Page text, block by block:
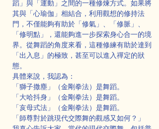
蹈」與「運動」之間的一種修煉方式。如果將
其與「心瑜伽」相結合，利用觀想的修持法
門，不僅能夠有助於「修氣」、「修脈」、
「修明點」，還能夠進一步探索身心合一的境
界。從舞蹈的角度來看，這種修練有助於達到
「出入息」的極致，甚至可以進入禪定的狀
態。
具體來說，我認為：
「獅子撒塵」（金剛拳法）是舞蹈。
「大哈抖身」（金剛拳法）是舞蹈。
「亥母式法」（金剛拳法）是舞蹈。
「師尊對於跳現代交際舞的觀感又如何？」